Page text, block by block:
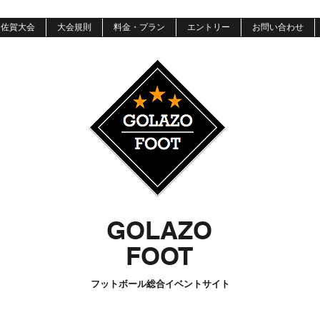
佐賀大会 大会規則 料金・プラン エントリー お問い合わせ
​GOLAZO
​FOOT
フットボール総合イベントサイト